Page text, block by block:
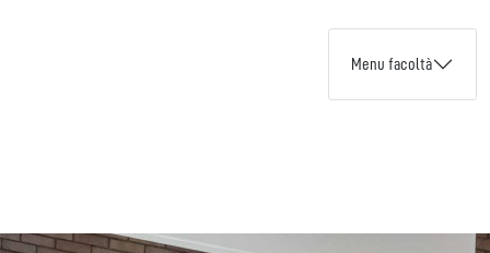
Menu facoltà